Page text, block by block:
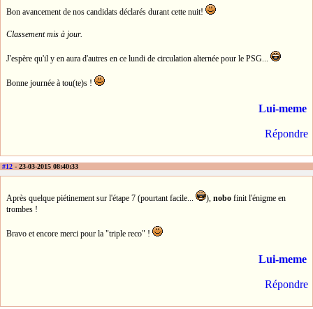
Bon avancement de nos candidats déclarés durant cette nuit!
Classement mis à jour.
J'espère qu'il y en aura d'autres en ce lundi de circulation alternée pour le PSG...
Bonne journée à tou(te)s !
Lui-meme
Répondre
#12 - 23-03-2015 08:40:33
Après quelque piétinement sur l'étape 7 (pourtant facile... ), nobo finit l'énigme en
trombes !
Bravo et encore merci pour la "triple reco" !
Lui-meme
Répondre